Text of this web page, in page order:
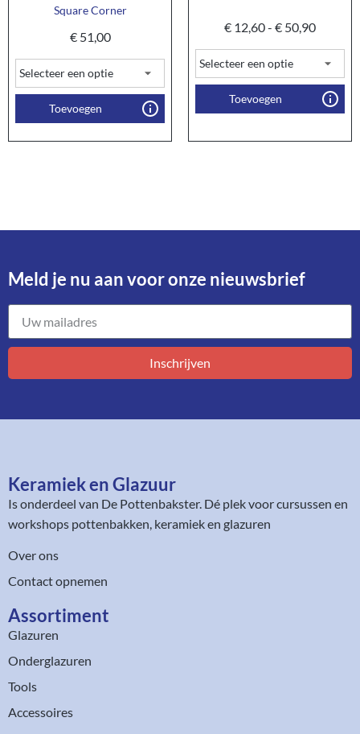
Square Corner
€51,00
Toevoegen
€ 12,60- € 50,90
Toevoegen
Meld je nu aan voor onze nieuwsbrief​
Inschrijven
Keramiek en Glazuur​
Is onderdeel van De Pottenbakster. Dé plek voor cursussen en
workshops pottenbakken, keramiek en glazuren
Over ons
Contact opnemen
Assortiment​
Glazuren
Onderglazuren
Tools
Accessoires